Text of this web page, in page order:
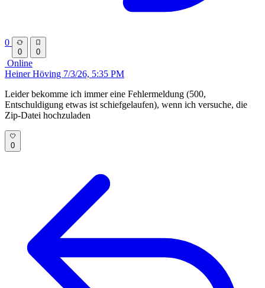
0
0 0
Online
Heiner Höving 7/3/26, 5:35 PM
Leider bekomme ich immer eine Fehlermeldung (500,
Entschuldigung etwas ist schiefgelaufen), wenn ich versuche, die
Zip-Datei hochzuladen
0